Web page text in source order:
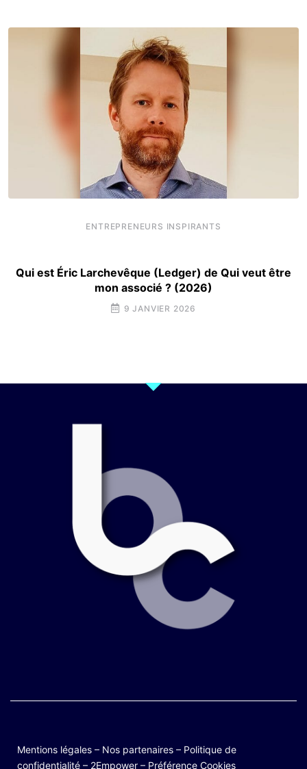
ENTREPRENEURS INSPIRANTS
Qui est Éric Larchevêque (Ledger) de Qui veut être
mon associé ? (2026)
9 JANVIER 2026
Mentions légales – Nos partenaires – Politique de
confidentialité – 2Empower – Préférence Cookies